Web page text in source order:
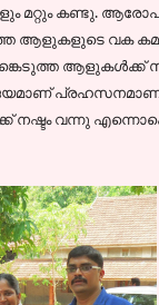
മറ്റും കണ്ടു.
ആളുകളുടെ വക
ആളുകള്‍ക്ക്
നഷ്ടം വന്നു